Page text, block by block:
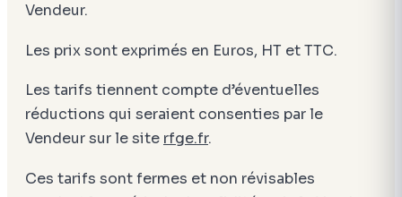
Vendeur.
Les prix sont exprimés en Euros, HT et TTC.
Les tarifs tiennent compte d’éventuelles
réductions qui seraient consenties par le
Vendeur sur le site rfge.fr.
Ces tarifs sont fermes et non révisables